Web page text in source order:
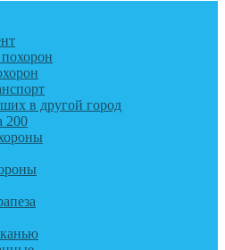
в другой город
200